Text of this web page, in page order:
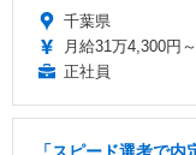
千葉県
月給31万4,300円
正社員